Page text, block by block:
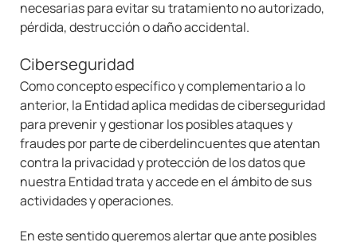
necesarias para evitar su tratamiento no autorizado,
pérdida, destrucción o daño accidental.
Ciberseguridad
Como concepto específico y complementario a lo
anterior, la Entidad aplica medidas de ciberseguridad
para prevenir y gestionar los posibles ataques y
fraudes por parte de ciberdelincuentes que atentan
contra la privacidad y protección de los datos que
nuestra Entidad trata y accede en el ámbito de sus
actividades y operaciones.
En este sentido queremos alertar que ante posibles